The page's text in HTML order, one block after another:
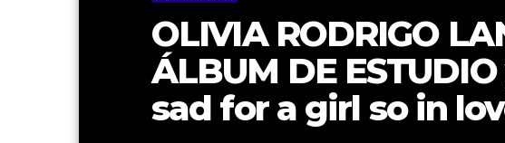
OLIVIA RODRIGO
ÁLBUM DE
sad for a girl so in